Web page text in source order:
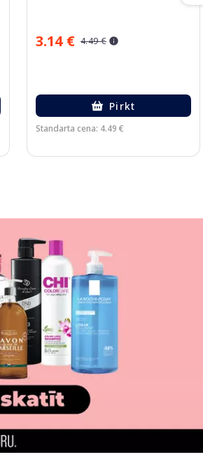
3.14 € 4.49 €
Pirkt
Standarta cena: 4.49 €